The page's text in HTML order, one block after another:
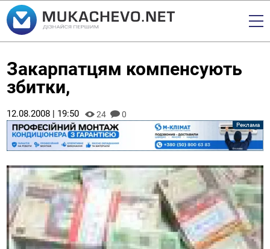
Закарпатцям компенсують
збитки,
12.08.2008 | 19:50 24 0